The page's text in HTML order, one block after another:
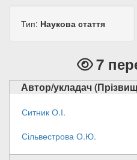
Тип: Наукова стаття
7
Автор/укладач
Ситник О.І.
Сільвестрова О.Ю.